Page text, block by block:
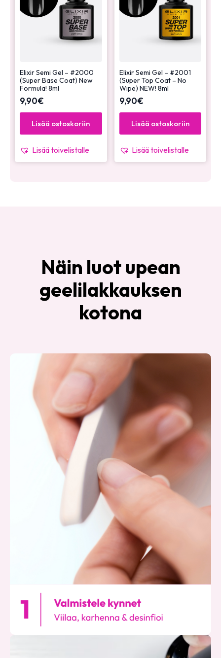
Elixir Semi Gel – #2000
(Super Base Coat) New
Formula! 8ml
9,90€
Lisää ostoskoriin
Lisää toivelistalle
Elixir Semi Gel – #2001
(Super Top Coat – No
Wipe) NEW! 8ml
9,90€
Lisää ostoskoriin
Lisää toivelistalle
Näin luot upean
geelilakkauksen
kotona